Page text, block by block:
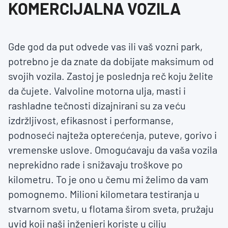
KOMERCIJALNA VOZILA
Gde god da put odvede vas ili vaš vozni park,
potrebno je da znate da dobijate maksimum od
svojih vozila. Zastoj je poslednja reč koju želite
da čujete. Valvoline motorna ulja, masti i
rashladne tečnosti dizajnirani su za veću
izdržljivost, efikasnost i performanse,
podnoseći najteža opterećenja, puteve, gorivo i
vremenske uslove. Omogućavaju da vaša vozila
neprekidno rade i snižavaju troškove po
kilometru. To je ono u čemu mi želimo da vam
pomognemo. Milioni kilometara testiranja u
stvarnom svetu, u flotama širom sveta, pružaju
uvid koji naši inženjeri koriste u cilju